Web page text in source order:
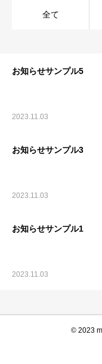
全て
お知らせサンプル5
2023.11.03
お知らせサンプル3
2023.11.03
お知らせサンプル1
2023.11.03
© 2023